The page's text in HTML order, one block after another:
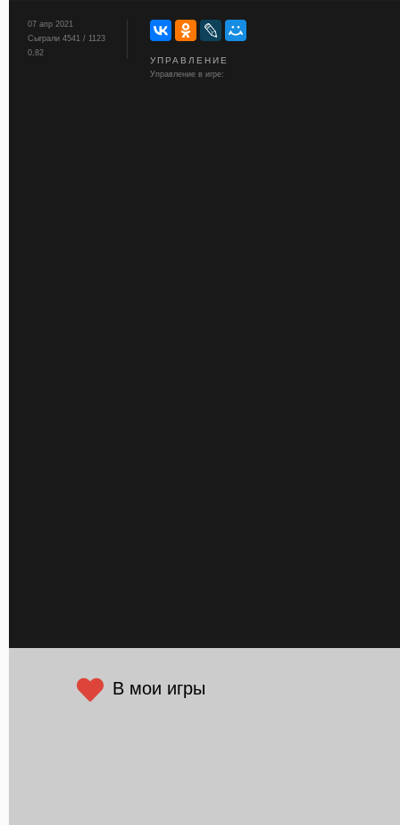
07 апр 2021
Сыграли 4541 / 1123
0,82
УПРАВЛЕНИЕ
Управление в игре:
В мои игры